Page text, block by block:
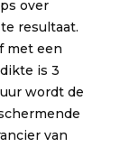
over
resultaat.
met een
is 3
wordt de
van